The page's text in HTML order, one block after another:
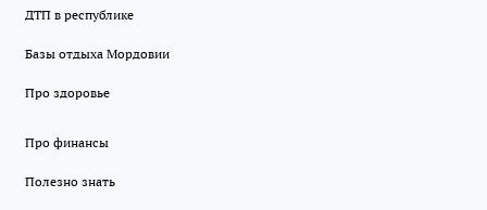
ДТП в республике
Базы отдыха Мордовии
Про здоровье
Про финансы
Полезно знать